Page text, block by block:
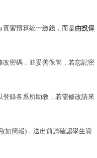
習預算統一繳錢，而是由投保
改密碼，並妥善保管，若忘記密
錄各系所助教，若需修改請來
(如簡報) ，送出前請確認學生資